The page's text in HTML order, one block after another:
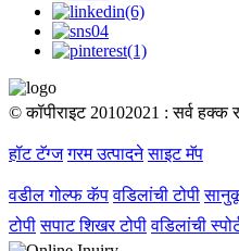
© कॉपीराइट 20102021 : सर्व हक्क
हॉट टॅग्ज गरम उत्पादने साइट मॅप
वडील गोल्फ कॅप वडिलांची टोपी
टोपी सपाट शिखर टोपी वडिलांची